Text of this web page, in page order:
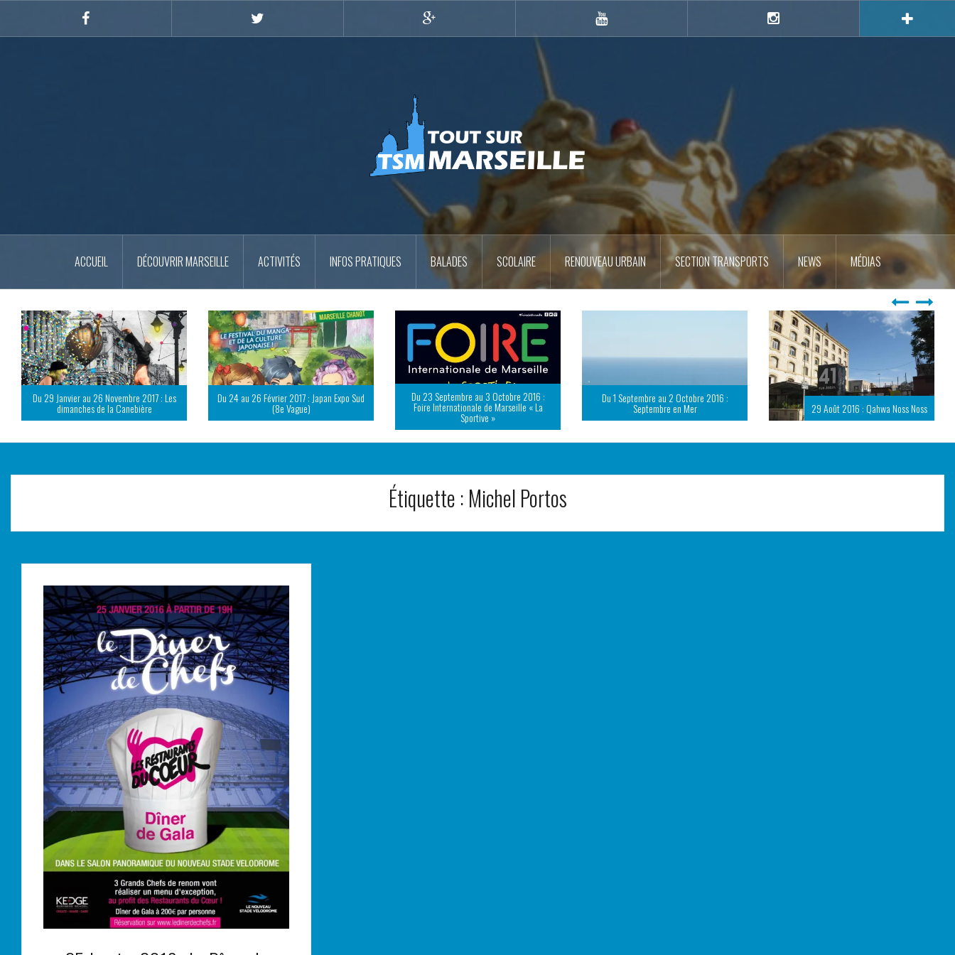
content
YouTube
ACCUEIL DÉCOUVRIR MARSEILLE ACTIVITÉS INFOS PRATIQUES BALADES SCOLAIRE RENOUVEAU URBAIN SECTION TRANSPORTS NEWS MÉDIAS
Du 29 Janvier au 26 Novembre 2017 : Les
dimanches de la Canebière
Du 24 au 26 Février 2017 : Japan Expo Sud
(8e Vague)
Du 23 Septembre au 3 Octobre 2016 :
Foire Internationale de Marseille « La
Sportive »
Du 1 Septembre au 2 Octobre 2016 :
Septembre en Mer 29 Août 2016 : Qahwa Noss Noss
Étiquette : Michel Portos